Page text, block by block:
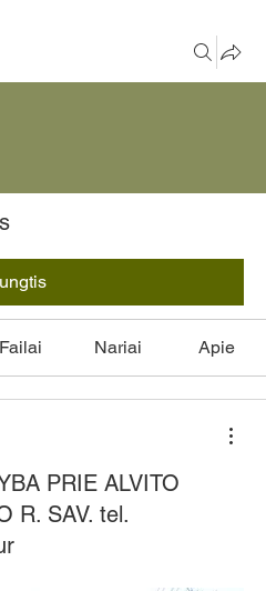
Failai Nariai Apie
PRIE ALVITO
R. SAV. tel.